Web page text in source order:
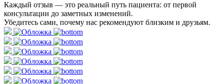
Каждый отзыв — это реальный путь пациента: от первой
консультации до заметных изменений.
Убедитесь сами, почему нас рекомендуют близким и друзьям.